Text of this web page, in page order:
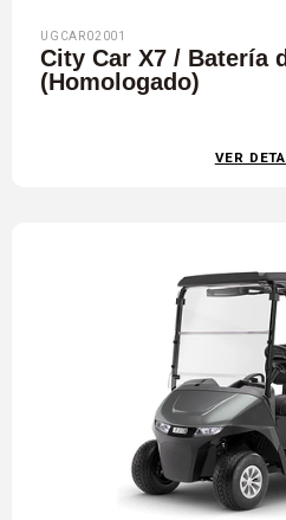
UGCAR02001
City Car X7 / Batería
(Homologado)
VER